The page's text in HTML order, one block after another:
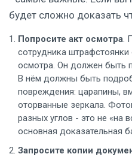
будет сложно доказать
Попросите акт осмотра.
сотрудника штрафстоянки
осмотра. Он должен быть
В нём должны быть
повреждения: царапины,
оторванные зеркала.
разных углов - это не «на
основная доказательная
Запросите копии